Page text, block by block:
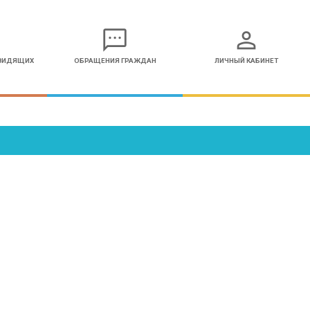
sms
ОБРАЩЕНИЯ ГРАЖДАН
person
ЛИЧНЫЙ КАБИНЕТ